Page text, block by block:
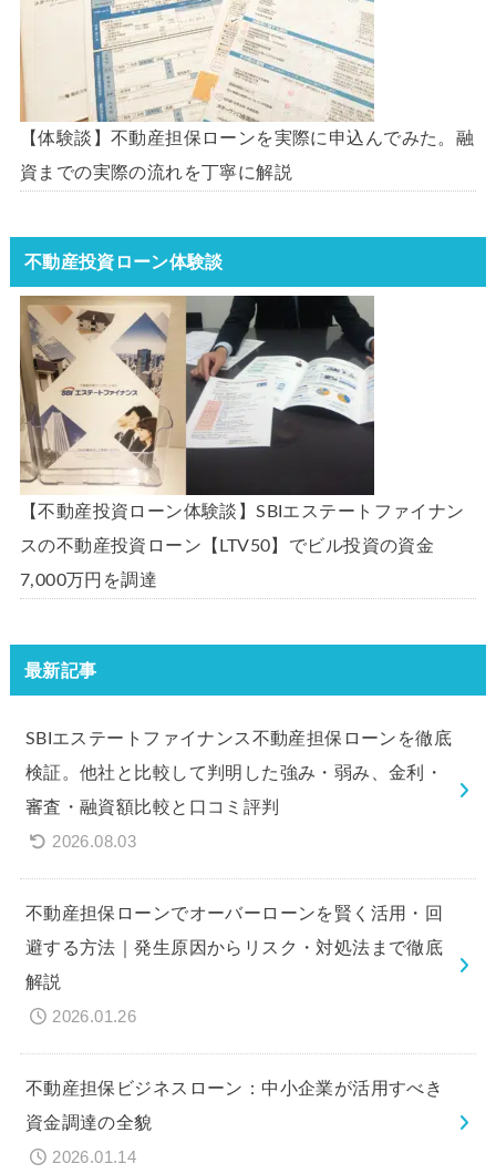
【体験談】不動産担保ローンを実際に申込んでみた。融
資までの実際の流れを丁寧に解説
不動産投資ローン体験談
【不動産投資ローン体験談】SBIエステートファイナン
スの不動産投資ローン【LTV50】でビル投資の資金
7,000万円を調達
最新記事
SBIエステートファイナンス不動産担保ローンを徹底
検証。他社と比較して判明した強み・弱み、金利・
審査・融資額比較と口コミ評判
2026.08.03
不動産担保ローンでオーバーローンを賢く活用・回
避する方法｜発生原因からリスク・対処法まで徹底
解説
2026.01.26
不動産担保ビジネスローン：中小企業が活用すべき
資金調達の全貌
2026.01.14